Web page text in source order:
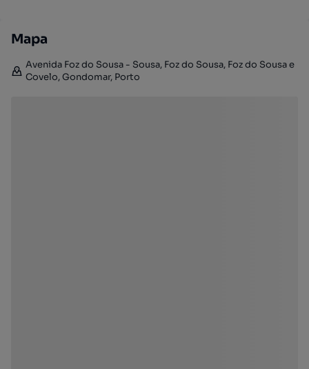
Mapa
Avenida Foz do Sousa - Sousa, Foz do Sousa, Foz do Sousa e
Covelo, Gondomar, Porto